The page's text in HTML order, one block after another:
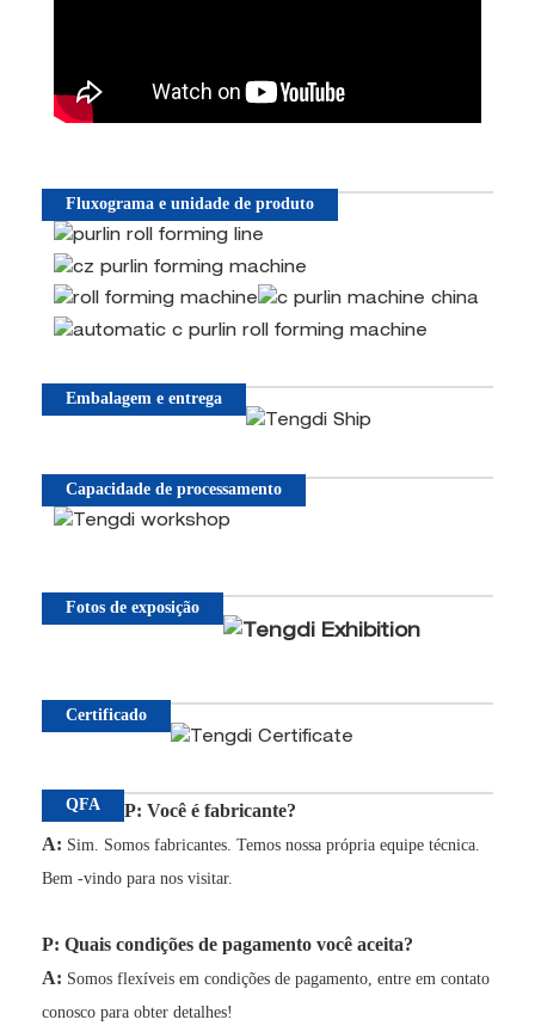
Fluxograma e unidade de produto
Embalagem e entrega
Capacidade de processamento
Fotos de exposição
Certificado
QFA
P: Você é fabricante?
A: Sim. Somos fabricantes. Temos nossa própria equipe técnica.
Bem -vindo para nos visitar.
P: Quais condições de pagamento você aceita?
A: Somos flexíveis em condições de pagamento, entre em contato
conosco para obter detalhes!